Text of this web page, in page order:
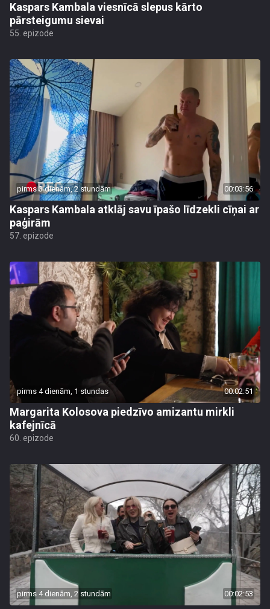
Kaspars Kambala viesnīcā slepus kārto
pārsteigumu sievai
55. epizode
pirms 3 dienām, 2 stundām 00:03:56
Kaspars Kambala atklāj savu īpašo līdzekli cīņai ar
paģirām
57. epizode
pirms 4 dienām, 1 stundas 00:02:51
Margarita Kolosova piedzīvo amizantu mirkli
kafejnīcā
60. epizode
pirms 4 dienām, 2 stundām 00:02:53